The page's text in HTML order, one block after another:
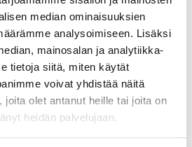
median ominaisuuksien
analysoimiseen. Lisäksi
mainosalan ja analytiikka-
tietoja siitä, miten käytät
voivat yhdistää näitä
joita olet antanut heille tai joita on
heidän palvelujaan.